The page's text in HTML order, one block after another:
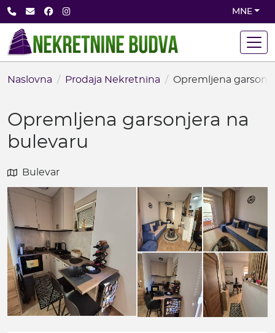
Skip
to
main
content
+382 68 891 710
office@nekretninebudva.com
FacebookInstagram MNE
Naslovna Prodaja Nekretnina Opremljena
Opremljena garsonjera na
bulevaru
Bulevar